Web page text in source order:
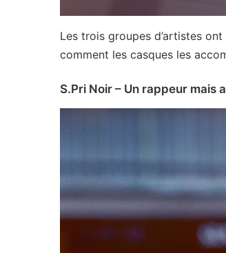
Les trois groupes d’artistes
comment les casques les
S.Pri Noir – Un rappeur mais